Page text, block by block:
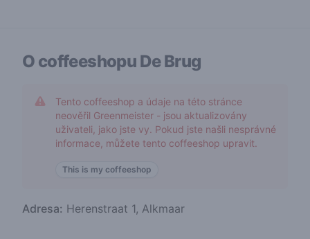
O coffeeshopu De Brug
Tento coffeeshop a údaje na této stránce
neověřil Greenmeister - jsou aktualizovány
uživateli, jako jste vy. Pokud jste našli nesprávné
informace, můžete tento coffeeshop upravit.
This is my coffeeshop
Adresa: Herenstraat 1, Alkmaar